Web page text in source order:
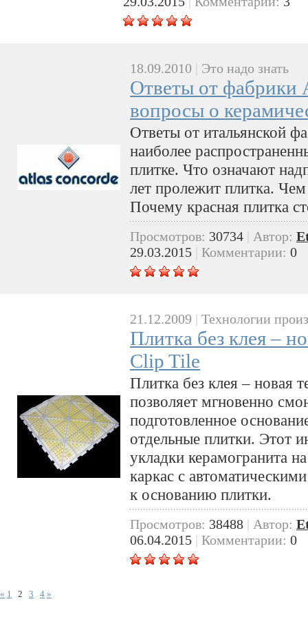
18.09.2010 Это надо знать
Ответы от фабрики
вопросы о
Ответы от итальянской
наиболее
плитке. Что означают
лет пролежит плитка.
Почему красная плитка
Просмотров: 30734 Автор:
29.03.2015
Комментарии: 0
21.12.2009 | Технологии
Плитка без клея –
Clip Tile
Плитка без клея – новая
позволяет мгновенно
подготовленное
отдельные плитки. Этот
укладки керамогранита
каркас с
к основанию плитки.
Просмотров: 38488 | Автор:
06.04.2015 | Комментарии: 0
« 1 2 3 4 »